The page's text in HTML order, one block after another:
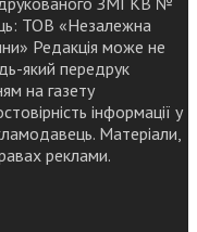
ТОВ «Незалежна
Редакція може не
який передрук
на газету
інформації у
Матеріали,
реклами.